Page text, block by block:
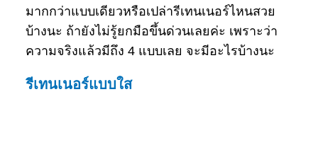
มากกว่าแบบเดียวหรือเปล่ารีเทนเนอร์ไหนสวย
บ้างนะ ถ้ายังไม่รู้ยกมือขึ้นด่วนเลยค่ะ เพราะว่า
ความจริงแล้วมีถึง 4 แบบเลย จะมีอะไรบ้างนะ
รีเทนเนอร์แบบใส